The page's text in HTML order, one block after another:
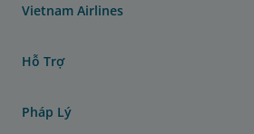
Vietnam Airlines
Hỗ Trợ
Pháp Lý